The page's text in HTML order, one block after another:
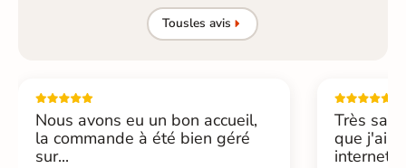
Tousles avis
Nous avons eu un bon accueil,
la commande à été bien géré
sur...
Très
que j'ai
internet....